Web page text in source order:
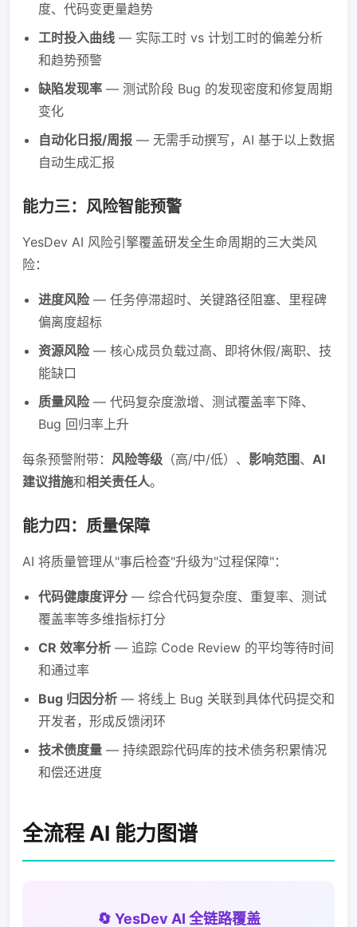
度、代码变更量趋势
工时投入曲线 — 实际工时 vs 计划工时的偏差分析
和趋势预警
缺陷发现率 — 测试阶段 Bug 的发现密度和修复周期
变化
自动化日报/周报 — 无需手动撰写，AI 基于以上数据
自动生成汇报
能力三：风险智能预警
YesDev AI 风险引擎覆盖研发全生命周期的三大类风
险：
进度风险— 任务停滞超时、关键路径阻塞、里程碑
偏离度超标
资源风险— 核心成员负载过高、即将休假/离职、技
能缺口
质量风险— 代码复杂度激增、测试覆盖率下降、
Bug 回归率上升
每条预警附带： 风险等级 （高/中/低）、 影响范围、 AI
建议措施和相关责任人。
能力四：质量保障
AI 将质量管理从"事后检查"升级为"过程保障"：
代码健康度评分 — 综合代码复杂度、重复率、测试
覆盖率等多维指标打分
CR 效率分析 — 追踪 Code Review 的平均等待时间
和通过率
Bug 归因分析 — 将线上 Bug 关联到具体代码提交和
开发者，形成反馈闭环
技术债度量 — 持续跟踪代码库的技术债务积累情况
和偿还进度
全流程 AI 能力图谱
🔄 YesDev AI 全链路覆盖